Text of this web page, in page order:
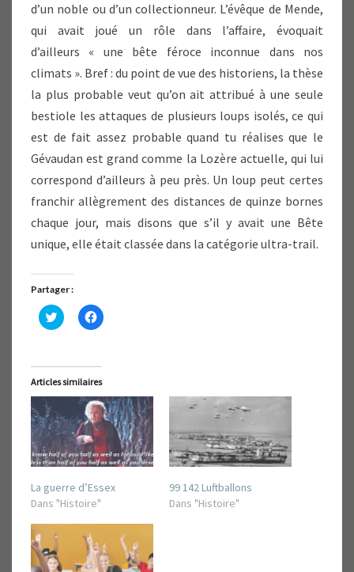
d’un noble ou d’un collectionneur. L’évêque de Mende,
qui avait joué un rôle dans l’affaire, évoquait
d’ailleurs « une bête féroce inconnue dans nos
climats ». Bref : du point de vue des historiens, la thèse
la plus probable veut qu’on ait attribué à une seule
bestiole les attaques de plusieurs loups isolés, ce qui
est de fait assez probable quand tu réalises que le
Gévaudan est grand comme la Lozère actuelle, qui lui
correspond d’ailleurs à peu près. Un loup peut certes
franchir allègrement des distances de quinze bornes
chaque jour, mais disons que s’il y avait une Bête
unique, elle était classée dans la catégorie ultra-trail.
Partager :
C
l
e
z
p
o
r
p
a
r
t
a
e
r
s
u
i
C
l
e
z
p
o
u
r
p
a
r
t
a
e
r
u
F
a
c
Articles similaires
La guerre d’Essex
Dans "Histoire"
99 142 Luftballons
Dans "Histoire"